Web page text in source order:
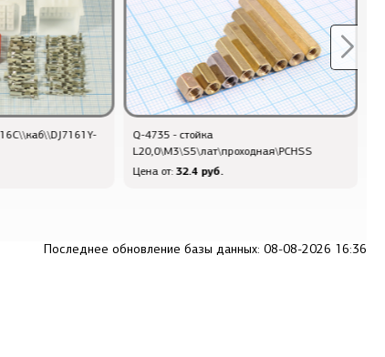
Q-4735 - стойка
L20,0\М3\S5\лат\проходная\PCHSS
32.4 руб.
Последнее обновление базы данных: 08-08-2026 16:36